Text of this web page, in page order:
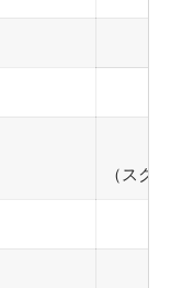
（スク